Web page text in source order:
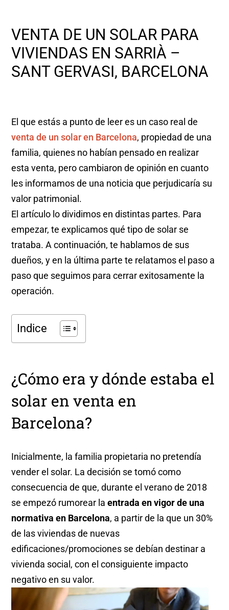
VENTA DE UN SOLAR PARA
VIVIENDAS EN SARRIÀ –
SANT GERVASI, BARCELONA
El que estás a punto de leer es un caso real de
venta de un solar en Barcelona, propiedad de una
familia, quienes no habían pensado en realizar
esta venta, pero cambiaron de opinión en cuanto
les informamos de una noticia que perjudicaría su
valor patrimonial.
El artículo lo dividimos en distintas partes. Para
empezar, te explicamos qué tipo de solar se
trataba. A continuación, te hablamos de sus
dueños, y en la última parte te relatamos el paso a
paso que seguimos para cerrar exitosamente la
operación.
Indice
¿Cómo era y dónde estaba el
solar en venta en
Barcelona?
Inicialmente, la familia propietaria no pretendía
vender el solar. La decisión se tomó como
consecuencia de que, durante el verano de 2018
se empezó rumorear laentrada en vigor de una
normativa en Barcelona, a partir de la que un 30%
de las viviendas de nuevas
edificaciones/promociones se debían destinar a
vivienda social, con el consiguiente impacto
negativo en su valor.